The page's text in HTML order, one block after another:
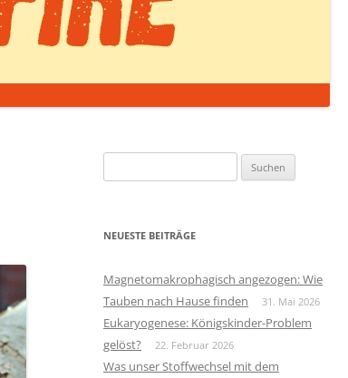
nach:
NEUESTE BEITRÄGE
Magnetomakrophagisch angezogen: Wie
Tauben nach Hause finden
31. Mai 2026
Eukaryogenese: Königskinder-Problem
gelöst?
22. Februar 2026
Was unser Stoffwechsel mit dem